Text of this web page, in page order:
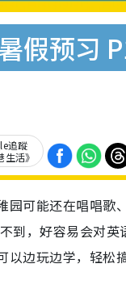
假预习
追蹤
生活》
园可能还在唱唱歌
到，好容易会对英
以边玩边学，轻松